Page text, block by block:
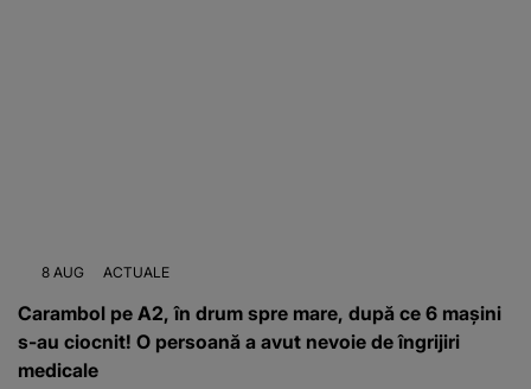
8 AUG ACTUALE
Carambol pe A2, în drum spre mare, după ce 6 mașini
s-au ciocnit! O persoană a avut nevoie de îngrijiri
medicale